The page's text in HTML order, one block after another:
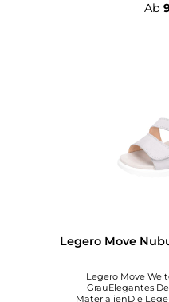
Ab
Legero Move
Legero Move
GrauElegantes
MaterialienDie